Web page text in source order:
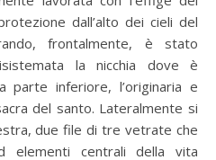
dall’alto dei cieli del
frontalmente, è stato
la nicchia dove è
parte inferiore, l’originaria e
del santo. Lateralmente si
due file di tre vetrate che
elementi centrali della vita